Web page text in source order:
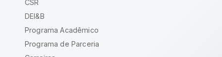
CSR
DEI&B
Programa Acadêmico
Programa de Parceria